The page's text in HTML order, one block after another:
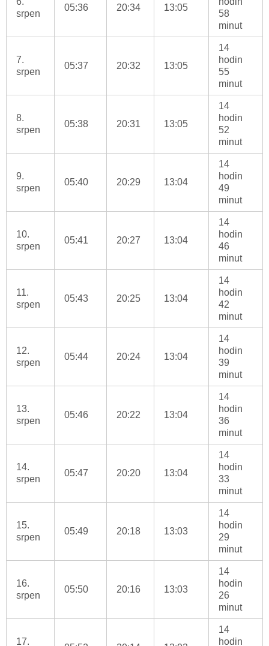
srpen
05:36 20:34 13:05
58
minut
7.
srpen
05:37 20:32 13:05
14
hodin
55
minut
8.
srpen
05:38 20:31 13:05
14
hodin
52
minut
9.
srpen
05:40 20:29 13:04
14
hodin
49
minut
10.
srpen
05:41 20:27 13:04
14
hodin
46
minut
11.
srpen
05:43 20:25 13:04
14
hodin
42
minut
12.
srpen
05:44 20:24 13:04
14
hodin
39
minut
13.
srpen
05:46 20:22 13:04
14
hodin
36
minut
14.
srpen
05:47 20:20 13:04
14
hodin
33
minut
15.
srpen
05:49 20:18 13:03
14
hodin
29
minut
16.
srpen
05:50 20:16 13:03
14
hodin
26
minut
17.
14
hodin